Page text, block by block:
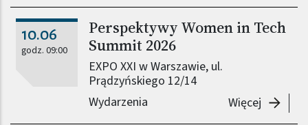
10.06
godz. 09:00
Perspektywy Women in Tech
Summit 2026
EXPO XXI w Warszawie, ul.
Prądzyńskiego 12/14
Wydarzenia
Więcej